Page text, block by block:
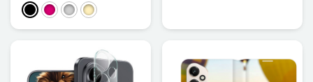
ZwartMagenta
ZilverGolden